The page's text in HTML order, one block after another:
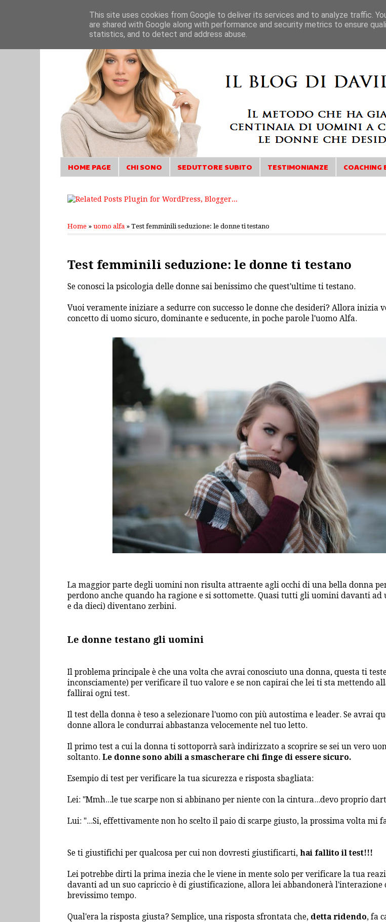
HOME PAGE CHI SONO SEDUTTORE SUBITO TESTIMONIANZE COACHING
Home» uomo alfa » Test femminili seduzione: le donne ti testano
Test femminili seduzione: le donne ti testano
Se conosci la psicologia delle donne sai benissimo che quest'ultime ti testano.
Vuoi veramente iniziare a sedurre con successo le donne che desideri? Allora inizia
concetto di uomo sicuro, dominante e seducente, in poche parole l'uomo Alfa.
La maggior parte degli uomini non risulta attraente agli occhi di una bella donna
perdono anche quando ha ragione e si sottomette. Quasi tutti gli uomini davanti ad
e da dieci) diventano zerbini.
Le donne testano gli uomini
Il problema principale è che una volta che avrai conosciuto una donna, questa ti
inconsciamente) per verificare il tuo valore e se non capirai che lei ti sta mettendo
fallirai ogni test.
Il test della donna è teso a selezionare l'uomo con più autostima e leader. Se avrai
donne allora le condurrai abbastanza velocemente nel tuo letto.
Il primo test a cui la donna ti sottoporrà sarà indirizzato a scoprire se sei un vero
soltanto. Le donne sono abili a smascherare chi finge di essere sicuro.
Esempio di test per verificare la tua sicurezza e risposta sbagliata:
Lei: "Mmh...le tue scarpe non si abbinano per niente con la cintura...devo proprio
Lui: "...Si, effettivamente non ho scelto il paio di scarpe giusto, la prossima volta mi
Se ti giustifichi per qualcosa per cui non dovresti giustificarti, hai fallito il test!!!
Lei potrebbe dirti la prima inezia che le viene in mente solo per verificare la tua
davanti ad un suo capriccio è di giustificazione, allora lei abbandonerà l'interazione
brevissimo tempo.
Qual'era la risposta giusta? Semplice, una risposta sfrontata che, detta ridendo, fa
This site uses cookies from Google to deliver its services and to analyze traffic.
are shared with Google along with performance and security metrics to ensure
statistics, and to detect and address abuse.